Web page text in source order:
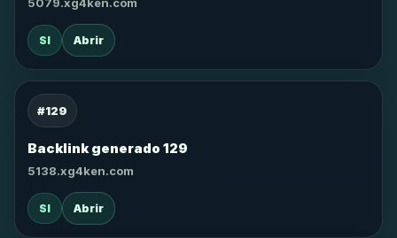
SI Abrir
#129
Backlink generado 129
5138.xg4ken.com
SI Abrir